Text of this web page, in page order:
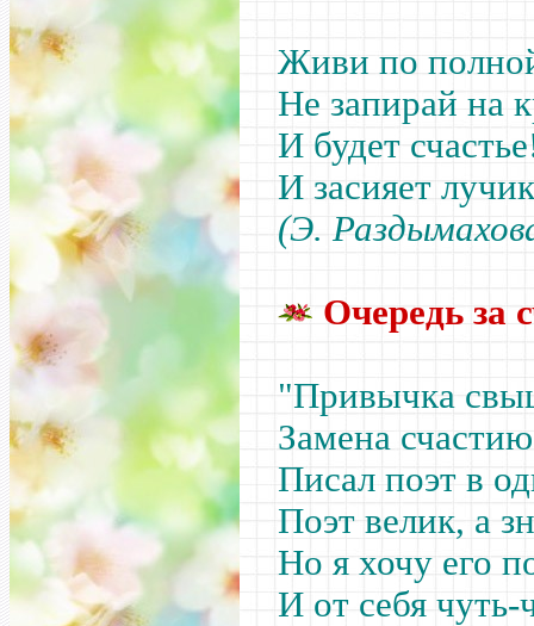
Живи по
Не запирай на
И будет
И засияет
(Э.
Очередь за
"Привычка
Замена
Писал поэт в
Поэт велик, а
Но я хочу его
И от себя чуть-